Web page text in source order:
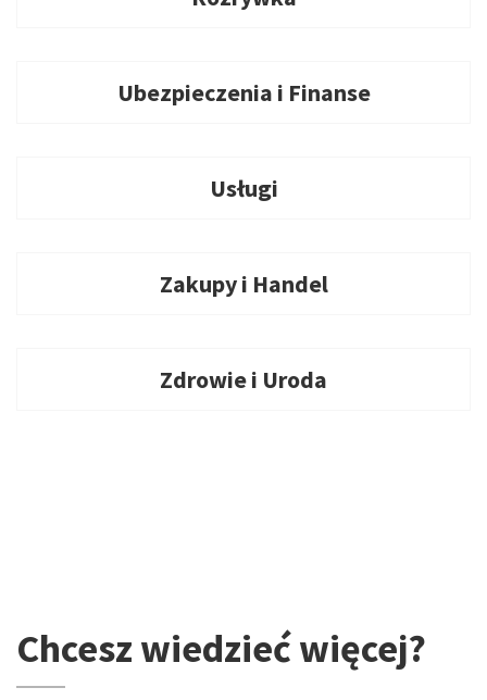
Ubezpieczenia i Finanse
Usługi
Zakupy i Handel
Zdrowie i Uroda
Chcesz wiedzieć więcej?